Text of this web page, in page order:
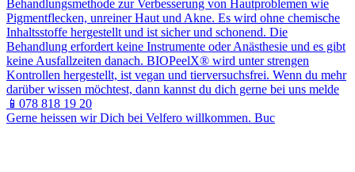
Gerne heissen wir Dich bei Velfero willkommen. Buc